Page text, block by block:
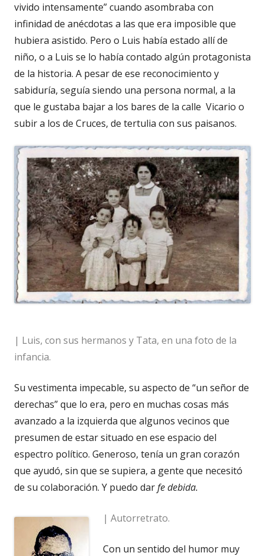
vivido intensamente” cuando asombraba con
infinidad de anécdotas a las que era imposible que
hubiera asistido. Pero o Luis había estado allí de
niño, o a Luis se lo había contado algún protagonista
de la historia. A pesar de ese reconocimiento y
sabiduría, seguía siendo una persona normal, a la
que le gustaba bajar a los bares de la calle Vicario o
subir a los de Cruces, de tertulia con sus paisanos.
| Luis, con sus hermanos y Tata, en una foto de la
infancia.
Su vestimenta impecable, su aspecto de “un señor de
derechas” que lo era, pero en muchas cosas más
avanzado a la izquierda que algunos vecinos que
presumen de estar situado en ese espacio del
espectro político. Generoso, tenía un gran corazón
que ayudó, sin que se supiera, a gente que necesitó
de su colaboración. Y puedo darfe debida.
| Autorretrato.
Con un sentido del humor muy